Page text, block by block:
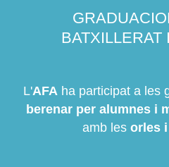
BATXILLERAT
L'AFA
berenar per alumnes i
amb les orles i